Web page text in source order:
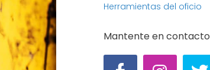
Herramientas del oficio
Mantente en contacto